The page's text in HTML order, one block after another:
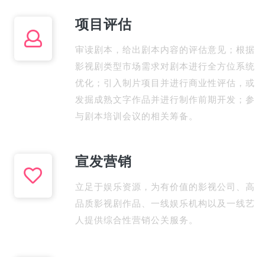
项目评估
审读剧本，给出剧本内容的评估意见；根据
影视剧类型市场需求对剧本进行全方位系统
优化；引入制片项目并进行商业性评估，或
发掘成熟文字作品并进行制作前期开发；参
与剧本培训会议的相关筹备。
宣发营销
立足于娱乐资源，为有价值的影视公司、高
品质影视剧作品、一线娱乐机构以及一线艺
人提供综合性营销公关服务。